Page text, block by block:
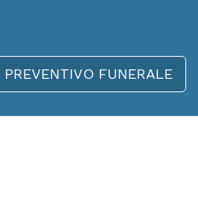
PREVENTIVO FUNERALE